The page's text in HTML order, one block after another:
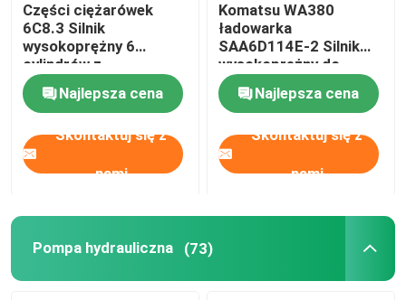
Części ciężarówek
6C8.3 Silnik
wysokoprężny 6
cylindrów z
elektrycznym układem
uruchamiania
Najlepsza cena
Skontaktuj się z
nami
Komatsu WA380
ładowarka
SAA6D114E-2 Silnik
wysokoprężny do
koparki PC300
Najlepsza cena
Skontaktuj się z
nami
Pompa hydrauliczna (73)